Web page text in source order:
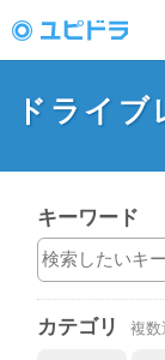
動画投稿サイト「ユ
ピドラ」
ドライ
キーワード
カテゴリ 複数